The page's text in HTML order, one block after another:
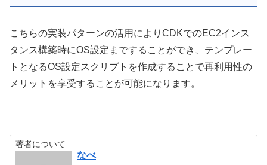
こちらの実装パターンの活用によりCDKでのEC2インス
タンス構築時にOS設定まですることができ、テンプレー
トとなるOS設定スクリプトを作成することで再利用性の
メリットを享受することが可能になります。
著者について
なべ